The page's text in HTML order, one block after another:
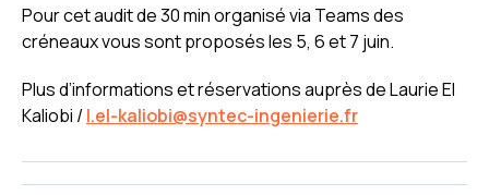
Pour cet audit de 30 min organisé via Teams des
créneaux vous sont proposés les 5, 6 et 7 juin.
Plus d’informations et réservations auprès de Laurie El
Kaliobi /l.el-kaliobi@syntec-ingenierie.fr